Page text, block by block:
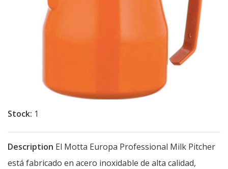
Stock: 1
Description El Motta Europa Professional Milk Pitcher
está fabricado en acero inoxidable de alta calidad,